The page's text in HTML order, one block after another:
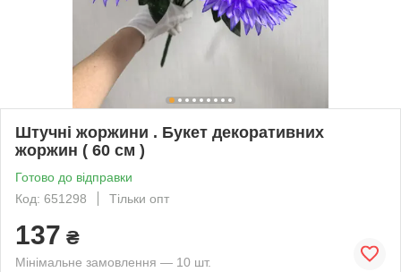
Штучні жоржини . Букет декоративних
жоржин ( 60 см )
Готово до відправки
Код: 651298
Тільки опт
137 ₴
Мінімальне замовлення — 10 шт.